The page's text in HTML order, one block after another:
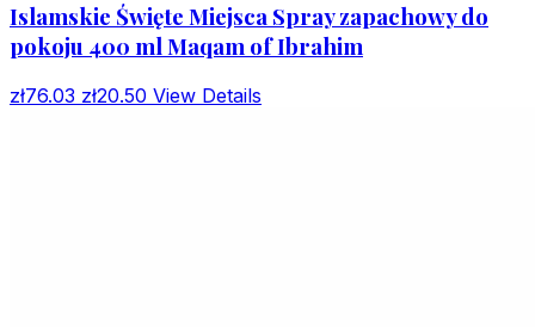
Islamskie Święte Miejsca Spray zapachowy do
pokoju 400 ml Maqam of Ibrahim
zł76.03 zł20.50 View Details